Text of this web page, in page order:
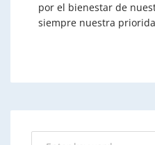
por el bienestar de
siempre nuestra